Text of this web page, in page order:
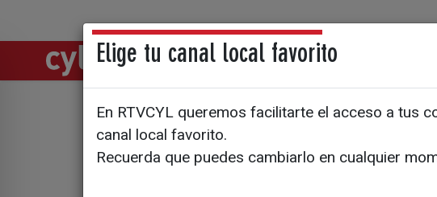
Directos Noticias
El campo se
“puñaladas”
Elige tu canal local favorito
En RTVCYL queremos facilitarte el acceso a tus
canal local favorito.
Recuerda que puedes cambiarlo en cualquier